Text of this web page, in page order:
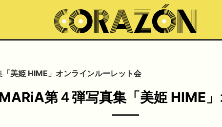
美姫 HIME」オンラインルーレット会
第４弾写真集「美姫 HIME